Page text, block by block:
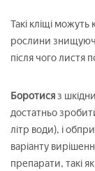
Такі кліщі
рослини
після чого листя
Боротисяз
достатньо
літр води), і
варіанту
препарати, такі